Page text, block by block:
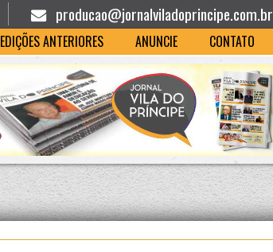
producao@jornalviladoprincipe.com.br
EDIÇÕES ANTERIORES ANUNCIE CONTATO